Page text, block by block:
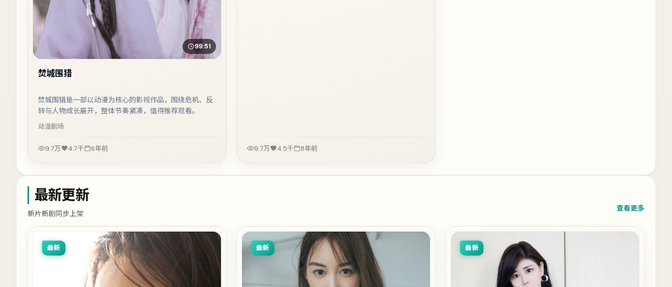
99:51
焚城围猎
焚城围猎是一部以动漫为核心的影视作品，围绕危机、反
转与人物成长展开，整体节奏紧凑，值得推荐观看。
动漫剧场
9.7万 4.7千 6年前 9.7万 4.5千 8年前
最新更新
新片新剧同步上架
查看更多
最新 最新 最新